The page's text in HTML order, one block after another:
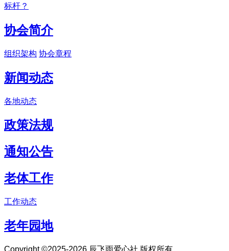
标杆？
协会简介
组织架构 协会章程
新闻动态
各地动态
政策法规
通知公告
老体工作
工作动态
老年园地
Copyright ©2025-2026 辰飞雨爱心社 版权所有